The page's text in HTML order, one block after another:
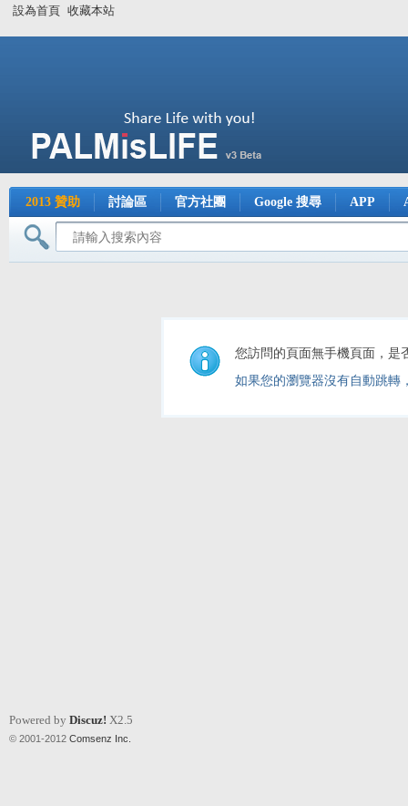
設為首頁 收藏本站
2013 贊助 討論區 官方社團 Google 搜尋 APP
您訪問的頁面無手機頁面，是
如果您的瀏覽器沒有自動跳轉
Powered by Discuz! X2.5
© 2001-2012 Comsenz Inc.